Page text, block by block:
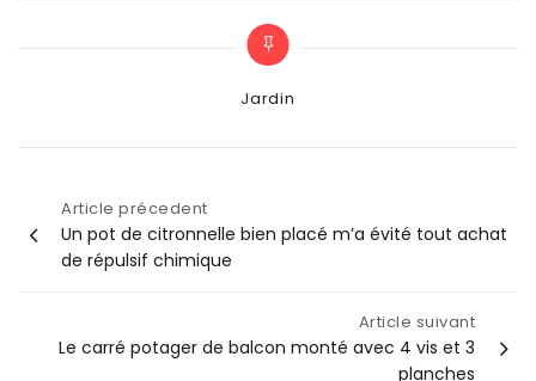
Categories
Jardin
Navigation
l’article
Article précedent
Un pot de citronnelle bien placé m’a évité tout achat
de répulsif chimique
Article suivant
Le carré potager de balcon monté avec 4 vis et 3
planches